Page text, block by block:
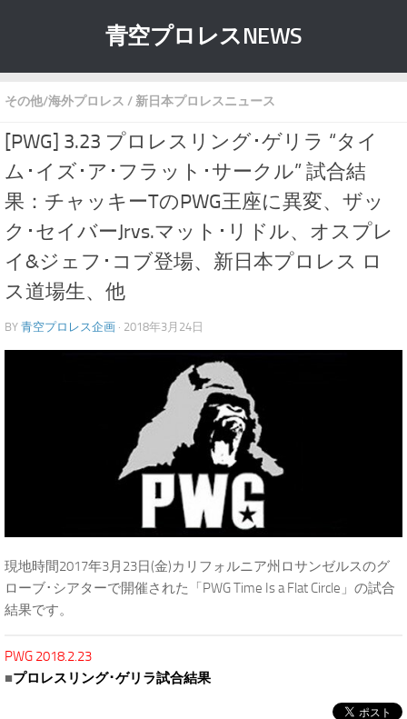
青空プロレスNEWS
その他/海外プロレス / 新日本プロレスニュース
[PWG] 3.23 プロレスリング･ゲリラ “タイ
ム･イズ･ア･フラット･サークル” 試合結
果：チャッキーTのPWG王座に異変、ザッ
ク･セイバーJrvs.マット･リドル、オスプレ
イ&ジェフ･コブ登場、新日本プロレス ロ
ス道場生、他
BY 青空プロレス企画 · 2018年3月24日
現地時間2017年3月23日(金)カリフォルニア州ロサンゼルスのグ
ローブ･シアターで開催された「PWG Time Is a Flat Circle」の試合
結果です。
PWG 2018.2.23
■プロレスリング･ゲリラ試合結果